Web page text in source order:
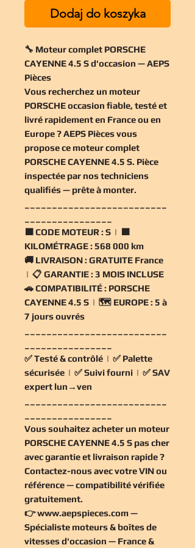
Dodaj do koszyka
🔧 Moteur complet PORSCHE
CAYENNE 4.5 S d'occasion — AEPS
Pièces
Vous recherchez un moteur
PORSCHE occasion fiable, testé et
livré rapidement en France ou en
Europe ? AEPS Pièces vous
propose ce moteur complet
PORSCHE CAYENNE 4.5 S. Pièce
inspectée par nos techniciens
qualifiés — prête à monter.
🟧CODE MOTEUR : S | 🟧
KILOMÉTRAGE : 568 000 km
🚚 LIVRAISON : GRATUITE France
| 📋 GARANTIE : 3 MOIS INCLUSE
🚗COMPATIBILITÉ : PORSCHE
CAYENNE 4.5 S | 🗺️ EUROPE : 5 à
7 jours ouvrés
✅Testé & contrôlé | ✅ Palette
sécurisée | ✅Suivi fourni | ✅SAV
expert lun→ven
Vous souhaitez acheter un moteur
PORSCHE CAYENNE 4.5 S pas cher
avec garantie et livraison rapide ?
Contactez-nous avec votre VIN ou
référence — compatibilité vérifiée
gratuitement.
👉www.aepspieces.com—
Spécialiste moteurs & boîtes de
vitesses d'occasion — France &